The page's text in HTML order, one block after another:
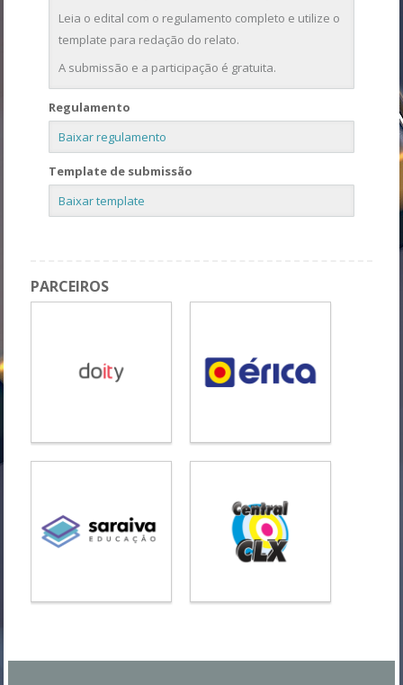
Leia o edital com o regulamento completo e utilize o
template para redação do relato.
A submissão e a participação é gratuita.
Regulamento
Baixar regulamento
Template de submissão
Baixar template
PARCEIROS